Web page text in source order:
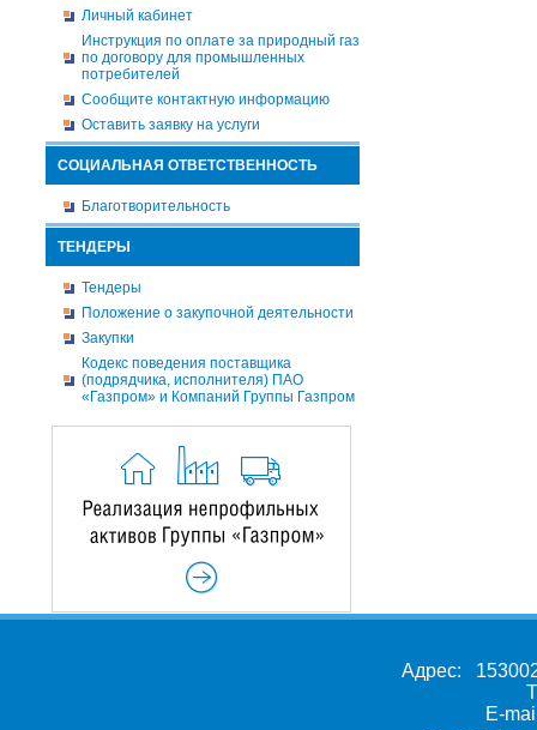
Личный кабинет
Инструкция по оплате за природный газ
по договору для промышленных
потребителей
Сообщите контактную информацию
Оставить заявку на услуги
СОЦИАЛЬНАЯ ОТВЕТСТВЕННОСТЬ
Благотворительность
ТЕНДЕРЫ
Тендеры
Положение о закупочной деятельности
Закупки
Кодекс поведения поставщика
(подрядчика, исполнителя) ПАО
«Газпром» и Компаний Группы Газпром
Адрес:
E-